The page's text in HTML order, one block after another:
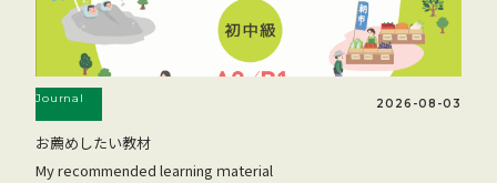
Journal 2026-08-03
お薦めしたい教材
My recommended learning ｍaterial